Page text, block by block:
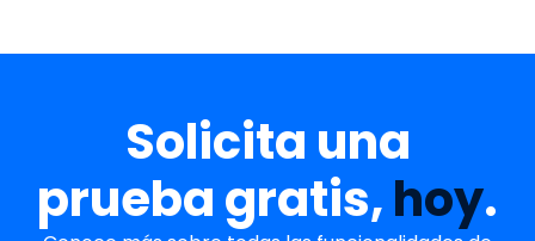
Solicita una
prueba gratis,hoy.